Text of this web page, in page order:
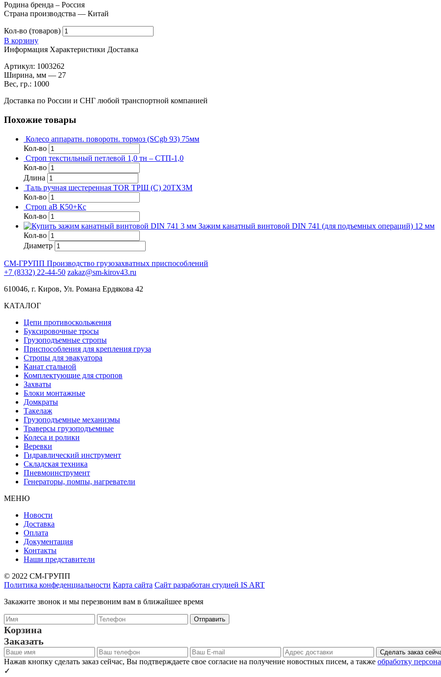
Родина бренда – Россия
Страна производства — Китай
Кол-во (товаров)
В корзину
Информация Характеристики Доставка
Артикул: 1003262
Ширина, мм — 27
Вес, гр.: 1000
Доставка по России и СНГ любой транспортной компанией
Похожие товары
Колесо аппаратн. поворотн. тормоз (SCgb 93) 75мм
Кол-во
Строп текстильный петлевой 1,0 тн – СТП-1,0
Кол-во
Длина
Таль ручная шестеренная TOR ТРШ (C) 20ТХ3М
Кол-во
Строп аВ К50+Кс
Кол-во
Зажим канатный винтовой DIN 741 (для подъемных операций) 12 мм
Кол-во
Диаметр
СМ-ГРУПП Производство грузозахватных приспособлений
+7 (8332) 22-44-50 zakaz@sm-kirov43.ru
610046, г. Киров, Ул. Романа Ердякова 42
КАТАЛОГ
Цепи противоскольжения
Буксировочные тросы
Грузоподъемные стропы
Приспособления для крепления груза
Стропы для эвакуатора
Канат стальной
Комплектующие для стропов
Захваты
Блоки монтажные
Домкраты
Такелаж
Грузоподъемные механизмы
Траверсы грузоподъемные
Колеса и ролики
Веревки
Гидравлический инструмент
Складская техника
Пневмоинструмент
Генераторы, помпы, нагреватели
МЕНЮ
Новости
Доставка
Оплата
Документация
Контакты
Наши представители
© 2022 СМ-ГРУПП
Политика конфеденциальности Карта сайта Сайт разработан студией IS ART
Закажите звонок и мы перезвоним вам в ближайшее время
Корзина
Заказать
Сделать заказ
Нажав кнопку сделать заказ сейчас, Вы подтверждаете свое согласие на получение новостных писем, а также обработку
✓